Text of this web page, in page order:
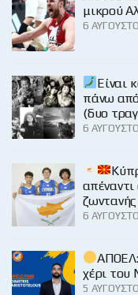
μικρού
6
Είναι
πάνω
(δυο
6
6
ΑΠΟΕΛ:
χέρι του
5